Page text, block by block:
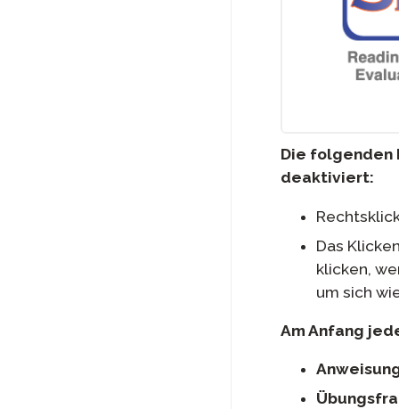
Die folgenden
deaktiviert:
Das
klicken,
um sich
Am Anfang